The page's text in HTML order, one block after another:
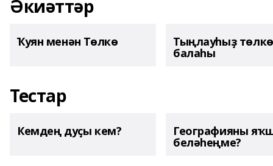
Әкиәттәр
Ҡуян менән Төлкө Тыңлауһыҙ төлкө
балаһы
Тестар
Кемдең дуҫы кем? Географияны
беләһеңме?